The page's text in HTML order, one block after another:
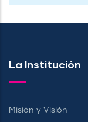
La Institución
Misión y Visión